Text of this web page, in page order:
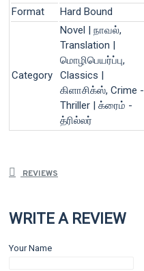
Format
Hard Bound
Category
Novel | நாவல்,
Translation |
மொழிபெயர்ப்பு,
Classics |
கிளாசிக்ஸ், Crime -
Thriller | க்ரைம் -
த்ரில்லர்
REVIEWS
WRITE A REVIEW
Your Name